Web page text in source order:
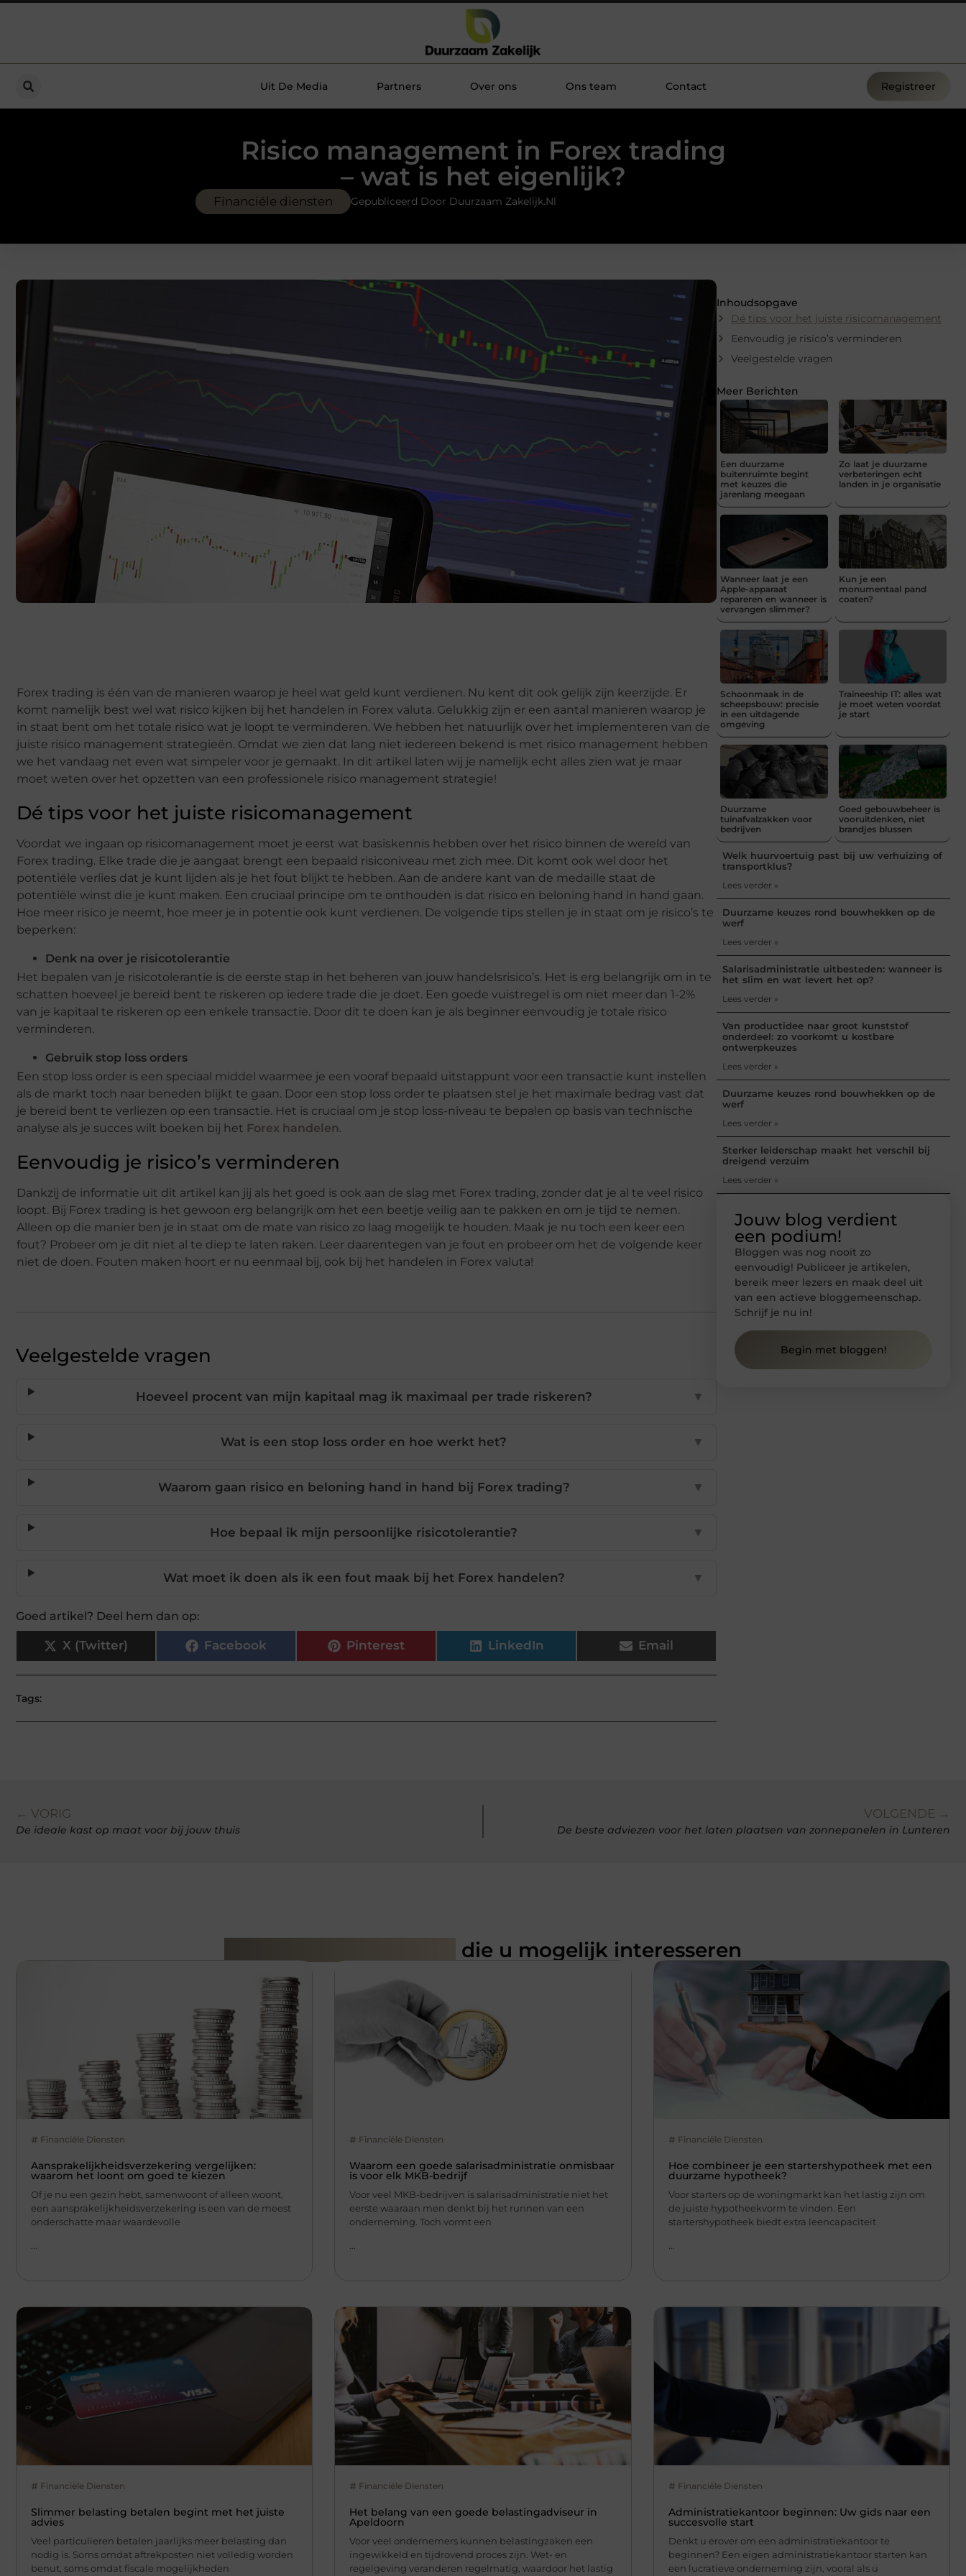
Uit De Media Partners Over ons Ons team Contact Registreer
Risico management in Forex trading
– wat is het eigenlijk?
Financiële diensten Gepubliceerd Door Duurzaam Zakelijk.nl
Forex trading is één van de manieren waarop je heel wat geld kunt verdienen. Nu kent dit ook gelijk zijn keerzijde. Er
komt namelijk best wel wat risico kijken bij het handelen in Forex valuta. Gelukkig zijn er een aantal manieren waarop je
in staat bent om het totale risico wat je loopt te verminderen. We hebben het natuurlijk over het implementeren van de
juiste risico management strategieën. Omdat we zien dat lang niet iedereen bekend is met risico management hebben
we het vandaag net even wat simpeler voor je gemaakt. In dit artikel laten wij je namelijk echt alles zien wat je maar
moet weten over het opzetten van een professionele risico management strategie!
Dé tips voor het juiste risicomanagement
Voordat we ingaan op risicomanagement moet je eerst wat basiskennis hebben over het risico binnen de wereld van
Forex trading. Elke trade die je aangaat brengt een bepaald risiconiveau met zich mee. Dit komt ook wel door het
potentiële verlies dat je kunt lijden als je het fout blijkt te hebben. Aan de andere kant van de medaille staat de
potentiële winst die je kunt maken. Een cruciaal principe om te onthouden is dat risico en beloning hand in hand gaan.
Hoe meer risico je neemt, hoe meer je in potentie ook kunt verdienen. De volgende tips stellen je in staat om je risico’s te
beperken:
Denk na over je risicotolerantie
Het bepalen van je risicotolerantie is de eerste stap in het beheren van jouw handelsrisico’s. Het is erg belangrijk om in te
schatten hoeveel je bereid bent te riskeren op iedere trade die je doet. Een goede vuistregel is om niet meer dan 1-2%
van je kapitaal te riskeren op een enkele transactie. Door dit te doen kan je als beginner eenvoudig je totale risico
verminderen.
Gebruik stop loss orders
Een stop loss order is een speciaal middel waarmee je een vooraf bepaald uitstappunt voor een transactie kunt instellen
als de markt toch naar beneden blijkt te gaan. Door een stop loss order te plaatsen stel je het maximale bedrag vast dat
je bereid bent te verliezen op een transactie. Het is cruciaal om je stop loss-niveau te bepalen op basis van technische
analyse als je succes wilt boeken bij het Forex handelen.
Eenvoudig je risico’s verminderen
Dankzij de informatie uit dit artikel kan jij als het goed is ook aan de slag met Forex trading, zonder dat je al te veel risico
loopt. Bij Forex trading is het gewoon erg belangrijk om het een beetje veilig aan te pakken en om je tijd te nemen.
Alleen op die manier ben je in staat om de mate van risico zo laag mogelijk te houden. Maak je nu toch een keer een
fout? Probeer om je dit niet al te diep te laten raken. Leer daarentegen van je fout en probeer om het de volgende keer
niet de doen. Fouten maken hoort er nu eenmaal bij, ook bij het handelen in Forex valuta!
Veelgestelde vragen
Hoeveel procent van mijn kapitaal mag ik maximaal per trade riskeren? ▼
Wat is een stop loss order en hoe werkt het? ▼
Waarom gaan risico en beloning hand in hand bij Forex trading? ▼
Hoe bepaal ik mijn persoonlijke risicotolerantie? ▼
Wat moet ik doen als ik een fout maak bij het Forex handelen? ▼
Goed artikel? Deel hem dan op:
X (Twitter) Facebook Pinterest LinkedIn Email
Tags:
Inhoudsopgave
Dé tips voor het juiste risicomanagement
Eenvoudig je risico’s verminderen
Veelgestelde vragen
Meer Berichten
Een duurzame
buitenruimte begint
met keuzes die
jarenlang meegaan
Zo laat je duurzame
verbeteringen echt
landen in je organisatie
Wanneer laat je een
Apple-apparaat
repareren en wanneer is
vervangen slimmer?
Kun je een
monumentaal pand
coaten?
Schoonmaak in de
scheepsbouw: precisie
in een uitdagende
omgeving
Traineeship IT: alles wat
je moet weten voordat
je start
Duurzame
tuinafvalzakken voor
bedrijven
Goed gebouwbeheer is
vooruitdenken, niet
brandjes blussen
Welk huurvoertuig past bij uw verhuizing of
transportklus?
Lees verder »
Duurzame keuzes rond bouwhekken op de
werf
Lees verder »
Salarisadministratie uitbesteden: wanneer is
het slim en wat levert het op?
Lees verder »
Van productidee naar groot kunststof
onderdeel: zo voorkomt u kostbare
ontwerpkeuzes
Lees verder »
Duurzame keuzes rond bouwhekken op de
werf
Lees verder »
Sterker leiderschap maakt het verschil bij
dreigend verzuim
Lees verder »
Jouw blog verdient
een podium!
Bloggen was nog nooit zo
eenvoudig! Publiceer je artikelen,
bereik meer lezers en maak deel uit
van een actieve bloggemeenschap.
Schrijf je nu in!
Begin met bloggen!
← VORIG
De ideale kast op maat voor bij jouw thuis
VOLGENDE →
De beste adviezen voor het laten plaatsen van zonnepanelen in Lunteren
die u mogelijk interesseren
Financiële Diensten
Aansprakelijkheidsverzekering vergelijken:
waarom het loont om goed te kiezen
Of je nu een gezin hebt, samenwoont of alleen woont,
een aansprakelijkheidsverzekering is een van de meest
onderschatte maar waardevolle
...
Financiële Diensten
Waarom een goede salarisadministratie onmisbaar
is voor elk MKB-bedrijf
Voor veel MKB-bedrijven is salarisadministratie niet het
eerste waaraan men denkt bij het runnen van een
onderneming. Toch vormt een
...
Financiële Diensten
Hoe combineer je een startershypotheek met een
duurzame hypotheek?
Voor starters op de woningmarkt kan het lastig zijn om
de juiste hypotheekvorm te vinden. Een
startershypotheek biedt extra leencapaciteit
...
Financiële Diensten
Slimmer belasting betalen begint met het juiste
advies
Veel particulieren betalen jaarlijks meer belasting dan
nodig is. Soms omdat aftrekposten niet volledig worden
benut, soms omdat fiscale mogelijkheden
Financiële Diensten
Het belang van een goede belastingadviseur in
Apeldoorn
Voor veel ondernemers kunnen belastingzaken een
ingewikkeld en tijdrovend proces zijn. Wet- en
regelgeving veranderen regelmatig, waardoor het lastig
Financiële Diensten
Administratiekantoor beginnen: Uw gids naar een
succesvolle start
Denkt u erover om een administratiekantoor te
beginnen? Een eigen administratiekantoor starten kan
een lucratieve onderneming zijn, vooral als u